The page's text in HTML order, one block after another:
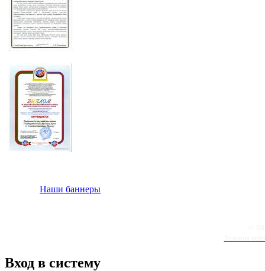
Наши баннеры
Вход в систему